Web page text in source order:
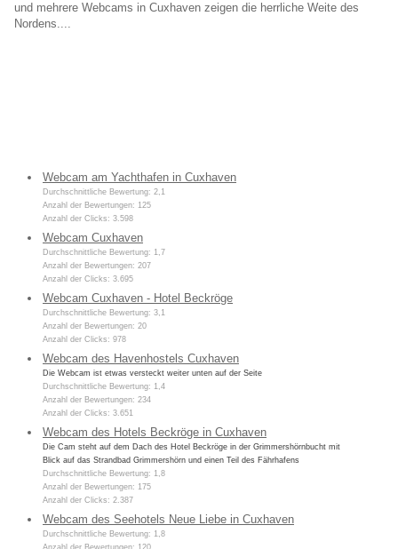
und mehrere Webcams in Cuxhaven zeigen die herrliche Weite des
Nordens....
Webcam am Yachthafen in Cuxhaven
Durchschnittliche Bewertung: 2,1
Anzahl der Bewertungen: 125
Anzahl der Clicks: 3.598
Webcam Cuxhaven
Durchschnittliche Bewertung: 1,7
Anzahl der Bewertungen: 207
Anzahl der Clicks: 3.695
Webcam Cuxhaven - Hotel Beckröge
Durchschnittliche Bewertung: 3,1
Anzahl der Bewertungen: 20
Anzahl der Clicks: 978
Webcam des Havenhostels Cuxhaven
Die Webcam ist etwas versteckt weiter unten auf der Seite
Durchschnittliche Bewertung: 1,4
Anzahl der Bewertungen: 234
Anzahl der Clicks: 3.651
Webcam des Hotels Beckröge in Cuxhaven
Die Cam steht auf dem Dach des Hotel Beckröge in der Grimmershörnbucht mit
Blick auf das Strandbad Grimmershörn und einen Teil des Fährhafens
Durchschnittliche Bewertung: 1,8
Anzahl der Bewertungen: 175
Anzahl der Clicks: 2.387
Webcam des Seehotels Neue Liebe in Cuxhaven
Durchschnittliche Bewertung: 1,8
Anzahl der Bewertungen: 120